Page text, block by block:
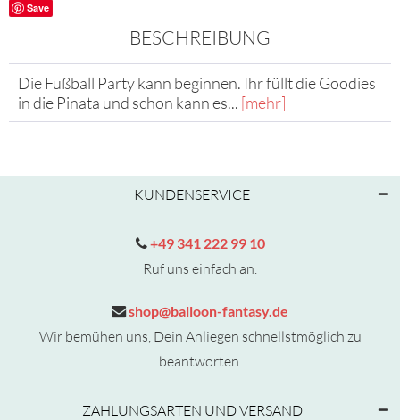
Save
BESCHREIBUNG
Die Fußball Party kann beginnen. Ihr füllt die Goodies
in die Pinata und schon kann es... [mehr]
KUNDENSERVICE
+49 341 222 99 10
Ruf uns einfach an.
shop@balloon-fantasy.de
Wir bemühen uns, Dein Anliegen schnellstmöglich zu
beantworten.
ZAHLUNGSARTEN UND VERSAND